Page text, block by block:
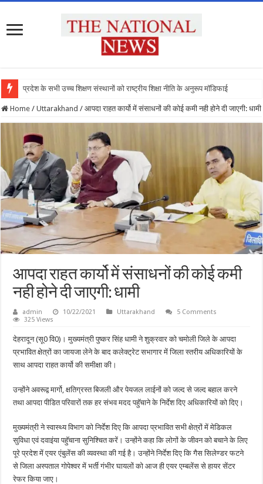
प्रदेश के सभी उच्च शिक्षण संस्थानों को राष्ट्रीय शिक्षा नीति के अनुरूप मॉडिफाई किया जाए : मु
Home / Uttarakhand / आपदा राहत कार्यो में संसाधनों की कोई कमी नही होने दी जाएगी: धामी
आपदा राहत कार्यो में संसाधनों की कोई कमी
नही होने दी जाएगी: धामी
admin 10/22/2021 Uttarakhand
5 Comments
325 Views
देहरादून (सू0 वि0)। मुख्यमंत्री पुष्कर सिंह धामी ने शुक्रवार को चमोली जिले के आपदा
प्रभावित क्षेत्रों का जायजा लेने के बाद कलेक्ट्रेट सभागार में जिला स्तरीय अधिकारियों के
साथ आपदा राहत कार्यो की समीक्षा की।
उन्होंने अवरूद्व मार्गो, क्षतिग्रस्त बिजली और पेयजल लाईनों को जल्द से जल्द बहाल करने
तथा आपदा पीडित परिवारों तक हर संभव मदद पहुॅचाने के निर्देश दिए अधिकारियों को दिए।
मुख्यमंत्री ने स्वास्थ्य विभाग को निर्देश दिए कि आपदा प्रभावित सभी क्षेत्रों में मेडिकल
सुविधा एवं दवाइंया पहुॅचाना सुनिश्चित करें। उन्होंने कहा कि लोगों के जीवन को बचाने के लिए
पूरे प्रदेश में एयर एंबुलेंस की व्यवस्था की गई है। उन्होंने निर्देश दिए कि गैस सिलेण्डर फटने
से जिला अस्पताल गोपेश्वर में भर्ती गंभीर घायलों को आज ही एयर एम्बलेंस से हायर सेंटर
रेफर किया जाए।